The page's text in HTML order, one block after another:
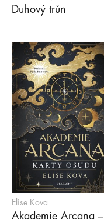
Duhový trůn
Elise Kova
Akademie Arcana –